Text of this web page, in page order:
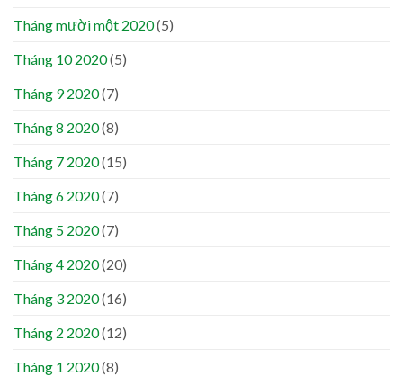
Tháng mười một 2020(5)
Tháng 10 2020(5)
Tháng 9 2020(7)
Tháng 8 2020(8)
Tháng 7 2020(15)
Tháng 6 2020(7)
Tháng 5 2020(7)
Tháng 4 2020(20)
Tháng 3 2020(16)
Tháng 2 2020(12)
Tháng 1 2020(8)